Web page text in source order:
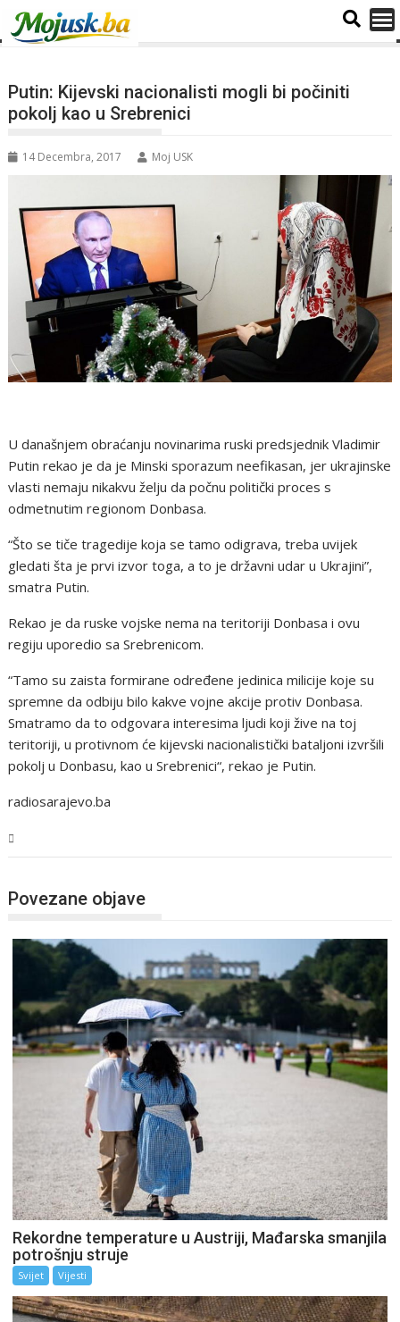
Putin: Kijevski nacionalisti mogli bi počiniti
pokolj kao u Srebrenici
14 Decembra, 2017 Moj USK
U današnjem obraćanju novinarima ruski predsjednik Vladimir
Putin rekao je da je Minski sporazum neefikasan, jer ukrajinske
vlasti nemaju nikakvu želju da počnu politički proces s
odmetnutim regionom Donbasa.
“Što se tiče tragedije koja se tamo odigrava, treba uvijek
gledati šta je prvi izvor toga, a to je državni udar u Ukrajini”,
smatra Putin.
Rekao je da ruske vojske nema na teritoriji Donbasa i ovu
regiju uporedio sa Srebrenicom.
“Tamo su zaista formirane određene jedinica milicije koje su
spremne da odbiju bilo kakve vojne akcije protiv Donbasa.
Smatramo da to odgovara interesima ljudi koji žive na toj
teritoriji, u protivnom će kijevski nacionalistički bataljoni izvršili
pokolj u Donbasu, kao u Srebrenici“, rekao je Putin.
radiosarajevo.ba
Povezane objave
Rekordne temperature u Austriji, Mađarska smanjila
potrošnju struje
Svijet Vijesti